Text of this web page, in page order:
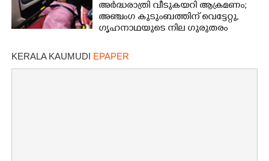
അർദ്ധരാത്രി വീടുകയറി ആക്രമണം;
അഞ്ചംഗ കുടുംബത്തിന് വെട്ടേറ്റു,
ഗൃഹനാഥയുടെ നില ഗുരുതരം
KERALA KAUMUDI EPAPER